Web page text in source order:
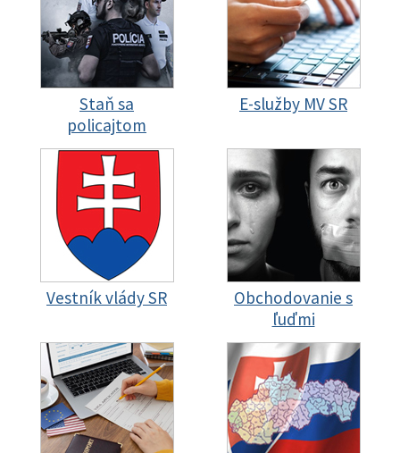
Staň sa
policajtom
E-služby MV SR
Vestník vlády SR
Obchodovanie s
ľuďmi